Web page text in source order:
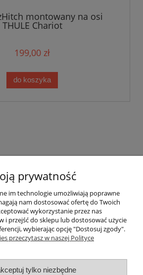
montowany na osi
THULE Chariot
199,00 zł
do koszyka
i promocjach.
zgodnie z nasząpolityką
Informacje ogólne
prywatność
im technologie umożliwiają poprawne
nam dostosować ofertę do Twoich
wykorzystanie przez nas
i przejść do sklepu lub dostosować użycie
wybierając opcję "Dostosuj zgody".
przeczytasz w naszej Polityce
tylko niezbędne